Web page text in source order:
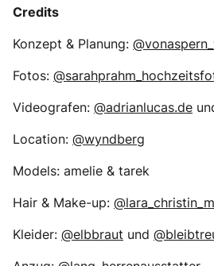
Credits
Konzept & Planung:
Fotos:
Videografen: @adrianlucas.de
Location: @wyndberg
Models: amelie & tarek
Hair & Make-up:
Kleider: @elbbraut und